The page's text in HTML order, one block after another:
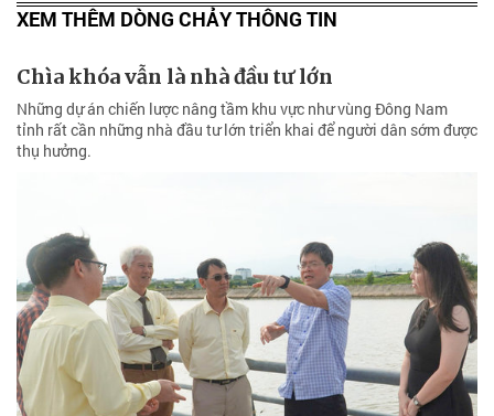
XEM THÊM DÒNG CHẢY THÔNG TIN
Chìa khóa vẫn là nhà đầu tư lớn
Những dự án chiến lược nâng tầm khu vực như vùng Đông Nam
tỉnh rất cần những nhà đầu tư lớn triển khai để người dân sớm được
thụ hưởng.